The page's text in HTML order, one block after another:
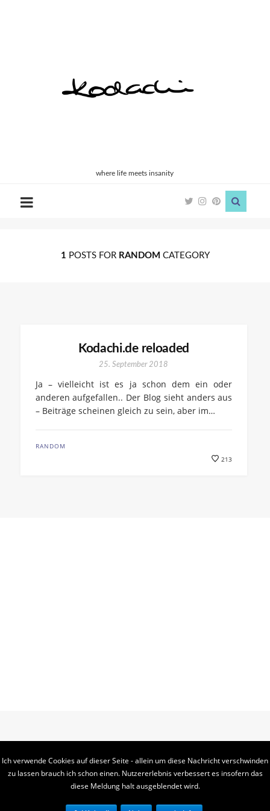
where life meets insanity
1 POSTS FOR RANDOM CATEGORY
Kodachi.de reloaded
25. September 2018
Ja – vielleicht ist es ja schon dem ein oder
anderen aufgefallen.. Der Blog sieht anders aus
– Beiträge scheinen gleich zu sein, aber im…
RANDOM
213
KODACHI - COPYRIGHT 2018
Ich verwende Cookies auf dieser Seite - allein um diese Nachricht verschwinden
zu lassen brauch ich schon einen. Nutzererlebnis verbessert es insofern das
diese Meldung halt ausgeblendet wird.